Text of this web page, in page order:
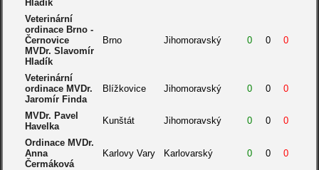
Hladík
Veterinární
ordinace Brno -
Černovice
MVDr. Slavomír
Hladík
Brno Jihomoravský 0 0 0
Veterinární
ordinace MVDr.
Jaromír Finda
Blížkovice Jihomoravský 0 0 0
MVDr. Pavel
Havelka
Kunštát Jihomoravský 0 0 0
Ordinace MVDr.
Anna
Čermáková
Karlovy Vary Karlovarský 0 0 0